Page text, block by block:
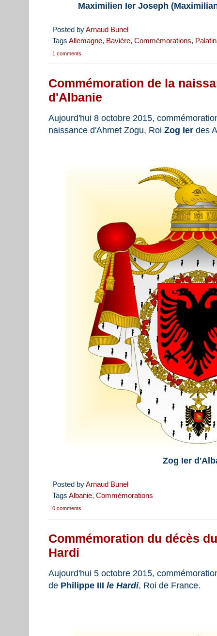
Maximilien Ier Joseph
Posted byArnaud Bunel
Tags Allemagne, Bavière, Commémorations,
1 comments
Commémoration de la
d'Albanie
Aujourd'hui 8 octobre 2015,
naissance d'Ahmet Zogu, Roi Zog Ier des
Zog Ier
Posted byArnaud Bunel
Tags Albanie, Commémorations
0 comments
Commémoration du décès
Hardi
Aujourd'hui 5 octobre 2015,
de Philippe III le Hardi, Roi de France.